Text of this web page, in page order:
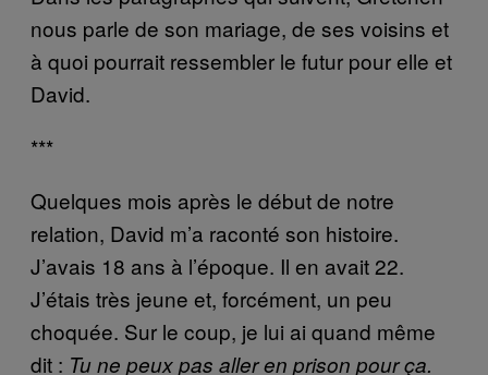
nous parle de son mariage, de ses voisins et
à quoi pourrait ressembler le futur pour elle et
David.
***
Quelques mois après le début de notre
relation, David m’a raconté son histoire.
J’avais 18 ans à l’époque. Il en avait 22.
J’étais très jeune et, forcément, un peu
choquée. Sur le coup, je lui ai quand même
dit : Tu ne peux pas aller en prison pour ça.